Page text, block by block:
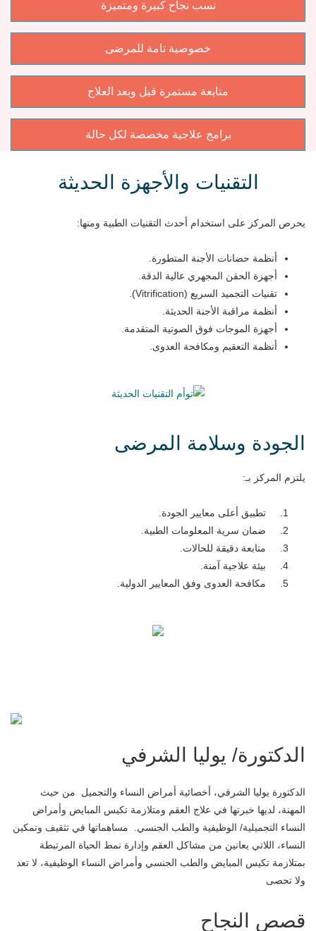
نسب نجاح كبيرة ومتميزة
خصوصية تامة للمرضى
متابعة مستمرة قبل وبعد العلاج
برامج علاجية مخصصة لكل حالة
التقنيات والأجهزة الحديثة
يحرص المركز على استخدام أحدث التقنيات الطبية ومنها:
أنظمة حضانات الأجنة المتطورة.
أجهزة الحقن المجهري عالية الدقة.
تقنيات التجميد السريع (Vitrification).
أنظمة مراقبة الأجنة الحديثة.
أجهزة الموجات فوق الصوتية المتقدمة.
أنظمة التعقيم ومكافحة العدوى.
الجودة وسلامة المرضى
يلتزم المركز بـ:
تطبيق أعلى معايير الجودة.
ضمان سرية المعلومات الطبية.
متابعة دقيقة للحالات.
بيئة علاجية آمنة.
مكافحة العدوى وفق المعايير الدولية.
الدكتورة/ يوليا الشرفي
الدكتورة يوليا الشرفي، أخصائية أمراض النساء والتجميل من حيث
المهنة، لديها خبرتها في علاج العقم ومتلازمة تكيس المبايض وأمراض
النساء التجميلية/ الوظيفية والطب الجنسي. مساهماتها في تثقيف وتمكين
النساء، اللاتي يعانين من مشاكل العقم وإدارة نمط الحياة المرتبطة
بمتلازمة تكيس المبايض والطب الجنسي وأمراض النساء الوظيفية، لا تعد
ولا تحصى
قصص النجاح